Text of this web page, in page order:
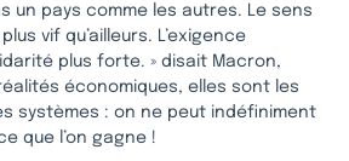
un pays comme les autres. Le sens
vif qu’ailleurs. L’exigence
plus forte. » disait Macron,
économiques, elles sont les
systèmes : on ne peut indéfiniment
que l’on gagne !